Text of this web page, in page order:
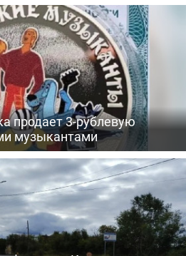
продает 3-рублевую
музыкантами